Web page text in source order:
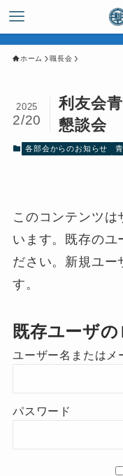
ホーム 職長会
利友会
懇談会
2025
2/20
各部会からのお知らせ
このコンテンツは
います。既存のユ
ださい。新規ユー
す。
既存ユーザ
ユーザー名またはメ
パスワード